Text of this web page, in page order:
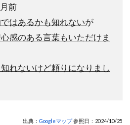
月前
はあるかも知れないが
感のある言葉もいただけま
れないけど頼りになりまし
出典： Googleマップ参照日：2024/10/25